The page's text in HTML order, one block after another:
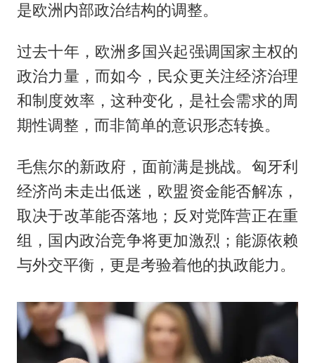
是欧洲内部政治结构的调整。
过去十年，欧洲多国兴起强调国家主权的
政治力量，而如今，民众更关注经济治理
和制度效率，这种变化，是社会需求的周
期性调整，而非简单的意识形态转换。
毛焦尔的新政府，面前满是挑战。匈牙利
经济尚未走出低迷，欧盟资金能否解冻，
取决于改革能否落地；反对党阵营正在重
组，国内政治竞争将更加激烈；能源依赖
与外交平衡，更是考验着他的执政能力。